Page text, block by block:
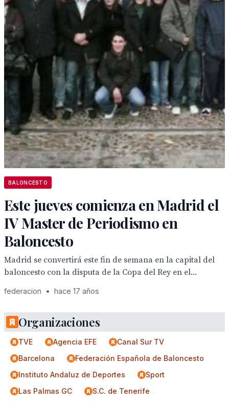
BALONCESTO
Este jueves comienza en Madrid el
IV Master de Periodismo en
Baloncesto
Madrid se convertirá este fin de semana en la capital del
baloncesto con la disputa de la Copa del Rey en el...
federacion • hace 17 años
Organizaciones
TVE Agencia EFE
Canal Sur TV
Barcelona
Federación Española de Baloncesto
Instituto Andaluz de Deportes
Sport
Las Palmas GC
S.C. de Tenerife